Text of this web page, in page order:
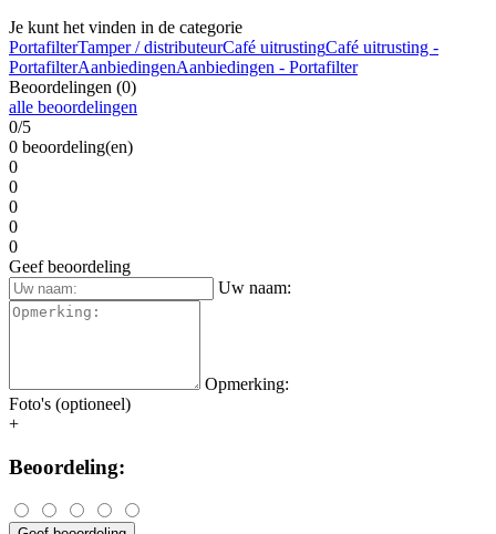
Je kunt het vinden in de categorie
PortafilterTamper / distributeurCafé uitrustingCafé uitrusting -
PortafilterAanbiedingenAanbiedingen - Portafilter
Beoordelingen (0)
alle beoordelingen
0/5
0 beoordeling(en)
0
0
0
0
0
Geef beoordeling
Uw naam:
Opmerking:
Foto's (optioneel)
+
Beoordeling: